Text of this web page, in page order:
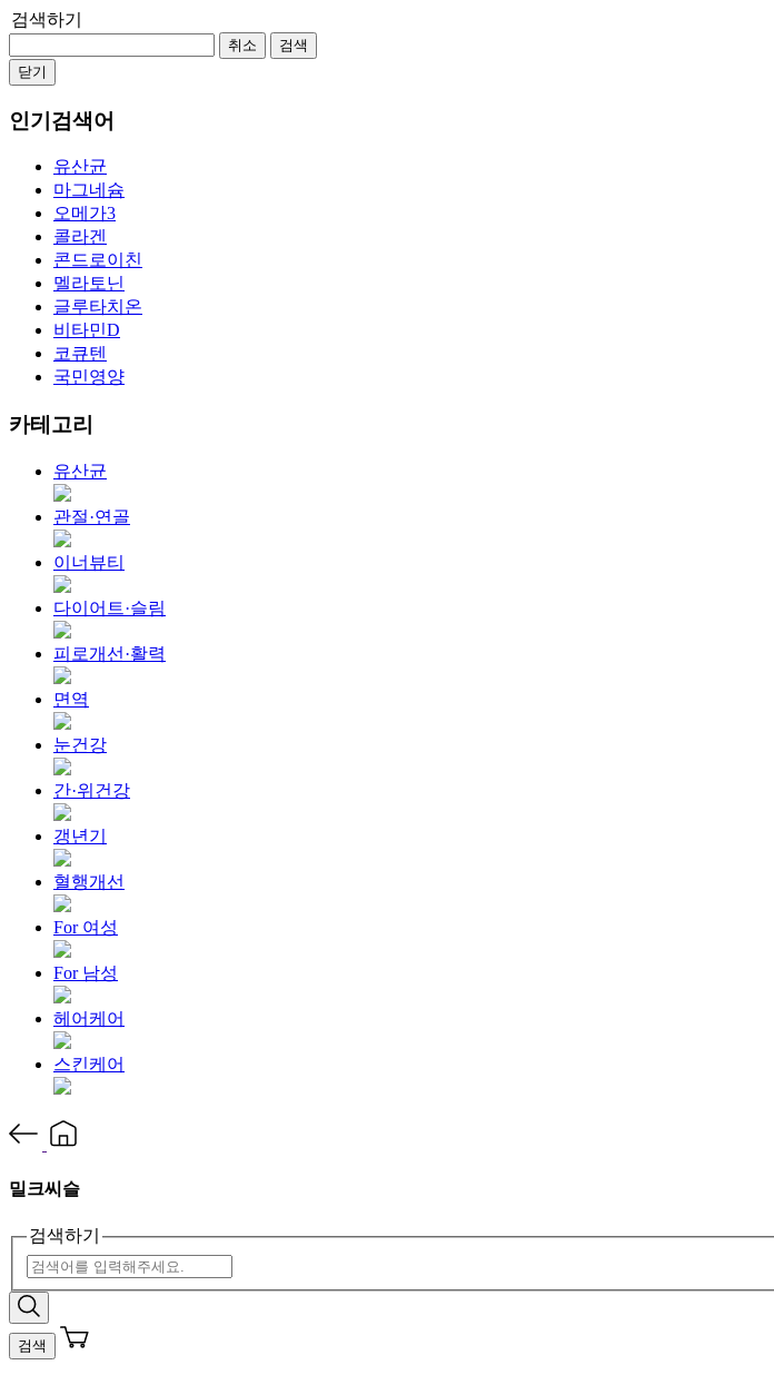
검색하기
취소
검색
닫기
인기검색어
유산균
마그네슘
오메가3
콜라겐
콘드로이친
멜라토닌
글루타치온
비타민D
코큐텐
국민영양
카테고리
유산균
관절·연골
이너뷰티
다이어트·슬림
피로개선·활력
면역
눈건강
간·위건강
갱년기
혈행개선
For 여성
For 남성
헤어케어
스킨케어
밀크씨슬
검색하기
검색